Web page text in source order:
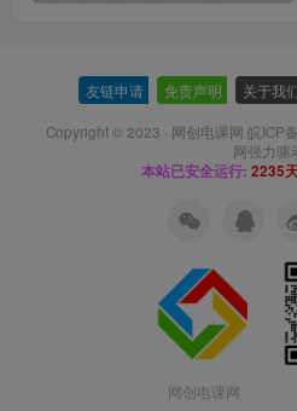
友链申请 免责声明 关于我
Copyright © 2023 · 网创电课网 皖ICP
网强力驱
本站已安全运行:2235
网创电课网